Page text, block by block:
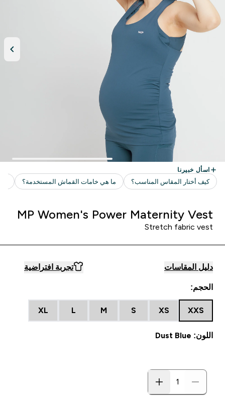
MP Women's Power Maternity Vest
Stretch fabric vest
دليل المقاسات تجربة افتراضية
الحجم:
XXS
XS
S
M
L
XL
اللون: Dust Blue